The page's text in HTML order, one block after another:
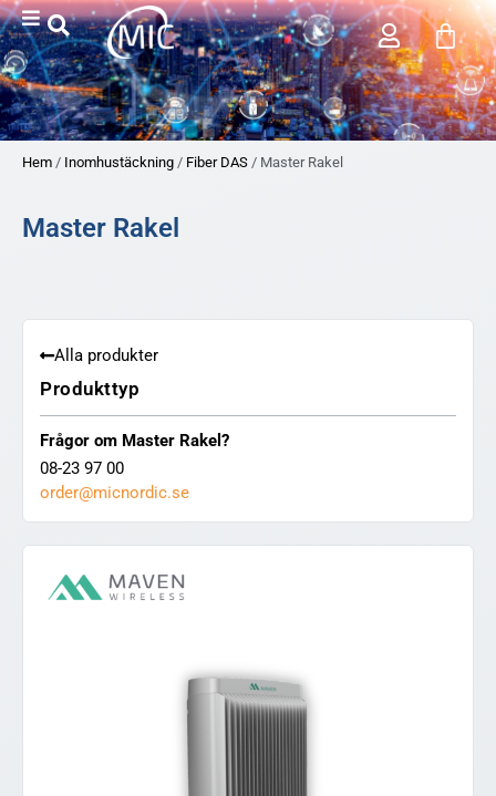
Hem / Inomhustäckning / Fiber DAS / Master Rakel
Master Rakel
Alla produkter
Produkttyp
Frågor om Master Rakel?
08-23 97 00
order@micnordic.se